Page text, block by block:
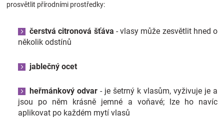
prosvětlit přírodními prostředky:
čerstvá citronová šťáva - vlasy může zesvětlit hned o
několik odstínů
jablečný ocet
heřmánkový odvar - je šetrný k vlasům, vyživuje je a
jsou po něm krásně jemné a voňavé; lze ho navíc
aplikovat po každém mytí vlasů